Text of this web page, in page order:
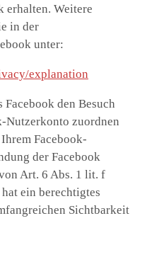
erhalten. Weitere
in der
unter:
explanation
Facebook den Besuch
Nutzerkonto zuordnen
Facebook-
der Facebook
Art. 6 Abs. 1 lit. f
ein berechtigtes
Sichtbarkeit